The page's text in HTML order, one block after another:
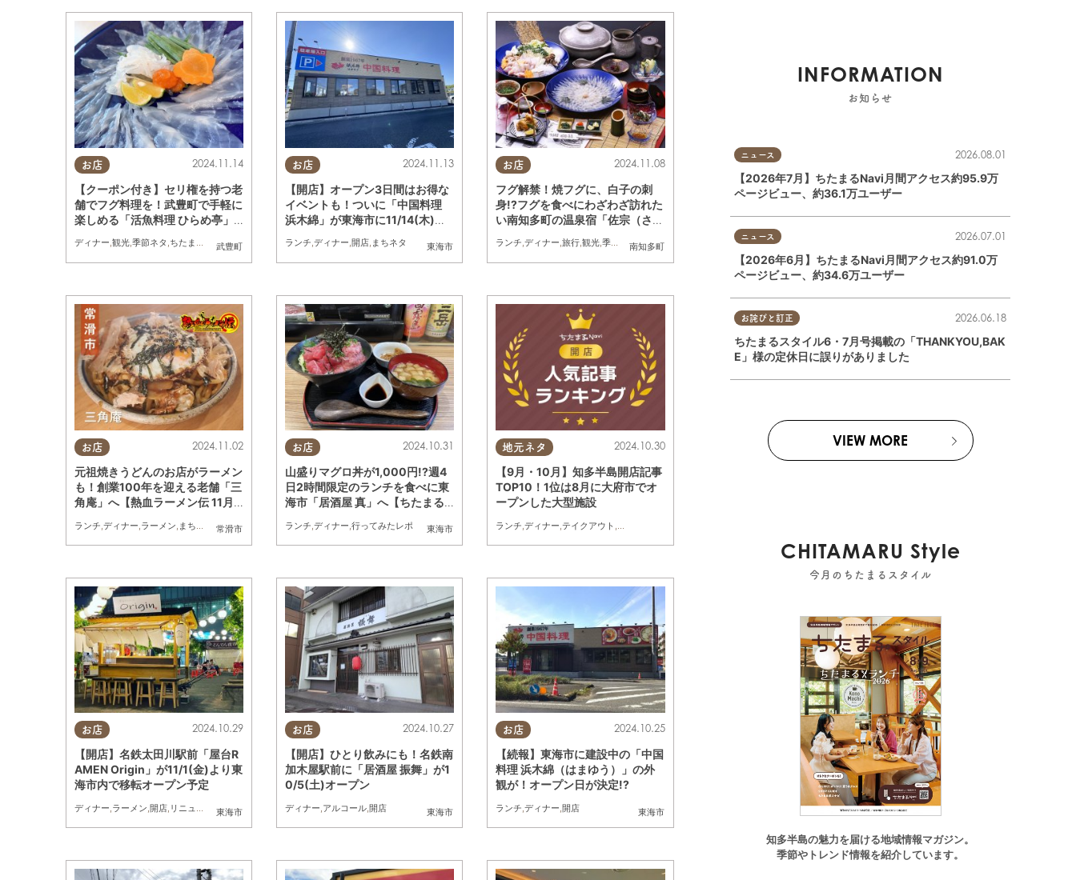
お店
武豊町
2024.11.14
【クーポン付き】セリ権を持つ老
舗でフグ料理を！武豊町で手軽に
楽しめる「活魚料理 ひらめ亭」
ディナー,観光,季節ネタ ,ちたまる広告
お店
東海市
2024.11.13
【開店】オープン3日間はお得な
イベントも！ついに「中国料理
浜木綿」が東海市に11/14(木)オ
ランチ,ディナー,開店, まちネタ
お店
南知多町
2024.11.08
フグ解禁！焼フグに、白子の刺
身!?フグを食べにわざわざ訪れた
い南知多町の温泉宿「佐宗（さそ
ランチ,ディナー,旅行,観光,季節ネタ ,ちたまる広告
お店
常滑市
2024.11.02
元祖焼きうどんのお店がラーメン
も！創業100年を迎える老舗「三
角庵」へ【熱血ラーメン伝 11月
ランチ ディナー ラーメン まちネタ 連載
お店
東海市
2024.10.31
山盛りマグロ丼が1,000円!?週4
日2時間限定のランチを食べに東
海市「居酒屋 真」へ【ちたまる
ランチ ,ディナー ,行ってみたレポ
地元ネタ 2024.10.30
【9月・10月】知多半島開店記事
TOP10！1位は8月に大府市でオ
ープンした大型施設
ランチ ,ディナー ,テイクアウト
お店
東海市
2024.10.29
【開店】名鉄太田川駅前「屋台R
AMEN Origin」が11/1(金)より東
海市内で移転オープン予定
ディナー,ラーメン,開店, リニューアル
お店
東海市
2024.10.27
【開店】ひとり飲みにも！名鉄南
加木屋駅前に「居酒屋 振舞」が1
0/5(土)オープン
ディナー,アルコール,開店
お店
東海市
2024.10.25
【続報】東海市に建設中の「中国
料理 浜木綿（はまゆう）」の外
観が！オープン日が決定!?
ランチ,ディナー,開店
INFORMATION
お知らせ
ニュース 2026.08.01
【2026年7月】ちたまるNavi月間アクセス約95.9万
ページビュー、約36.1万ユーザー
ニュース 2026.07.01
【2026年6月】ちたまるNavi月間アクセス約91.0万
ページビュー、約34.6万ユーザー
お詫びと訂正 2026.06.18
ちたまるスタイル6・7月号掲載の「THANKYOU,BAK
E」様の定休日に誤りがありました
VIEW MORE
CHITAMARU Style
今月のちたまるスタイル
知多半島の魅力を届ける地域情報マガジン。
季節やトレンド情報を紹介しています。